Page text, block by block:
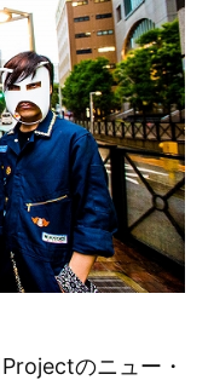
のニュー・